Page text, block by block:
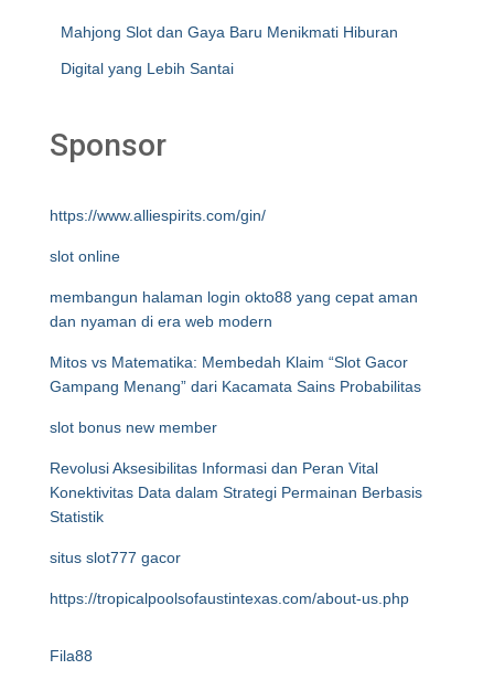
Mahjong Slot dan Gaya Baru Menikmati Hiburan
Digital yang Lebih Santai
Sponsor
https://www.alliespirits.com/gin/
slot online
membangun halaman login okto88 yang cepat aman
dan nyaman di era web modern
Mitos vs Matematika: Membedah Klaim “Slot Gacor
Gampang Menang” dari Kacamata Sains Probabilitas
slot bonus new member
Revolusi Aksesibilitas Informasi dan Peran Vital
Konektivitas Data dalam Strategi Permainan Berbasis
Statistik
situs slot777 gacor
https://tropicalpoolsofaustintexas.com/about-us.php
Fila88